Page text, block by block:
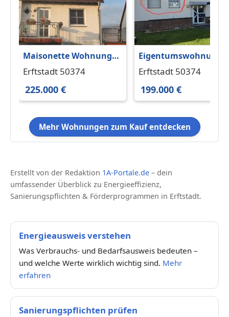
Maisonette Wohnung
PROVISIONSFREI zu
Erftstadt 50374
225.000 €
Eigentumswohnung
qm2 von privat zu
Erftstadt 50374
199.000 €
Mehr Wohnungen zum Kauf entdecken
Erstellt von der Redaktion 1A-Portale.de – dein
umfassender Überblick zu Energieeffizienz,
Sanierungspflichten & Förderprogrammen in Erftstadt.
Energieausweis verstehen
Was Verbrauchs- und Bedarfsausweis bedeuten –
und welche Werte wirklich wichtig sind. Mehr
erfahren
Sanierungspflichten prüfen